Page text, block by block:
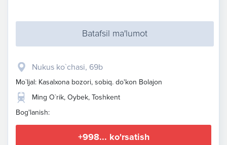
Batafsil ma'lumot
Nukus ko`chasi, 69b
Mo`ljal: Kasalxona bozori, sobiq. do'kon Bolajon
Ming O`rik, Oybek, Toshkent
Bog'lanish:
+998... ko'rsatish